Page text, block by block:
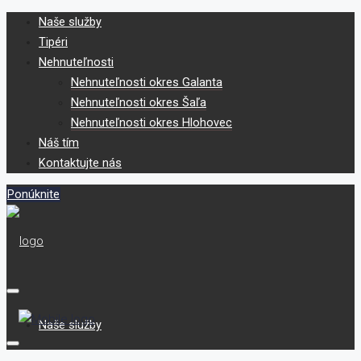
Naše služby
Tipéri
Nehnuteľnosti
Nehnuteľnosti okres Galanta
Nehnuteľnosti okres Šaľa
Nehnuteľnosti okres Hlohovec
Náš tím
Kontaktujte nás
Ponúknite
Naše služby